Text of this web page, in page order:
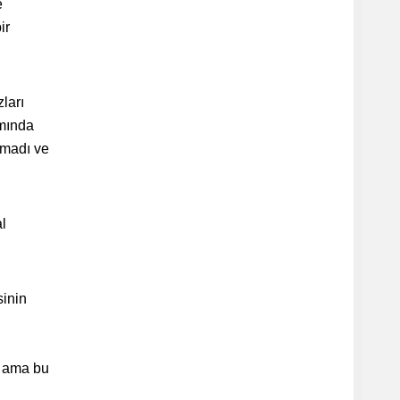
ve
bu